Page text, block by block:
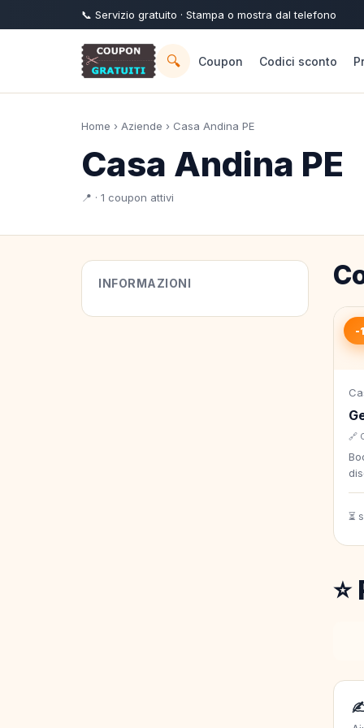
📞 Servizio gratuito · Stampa o mostra dal telefono
🔍 Coupon Codici sconto
Home › Aziende › Casa Andina PE
Casa Andina PE
📍 · 1 coupon attivi
INFORMAZIONI
-
🔗
⏳
✍️